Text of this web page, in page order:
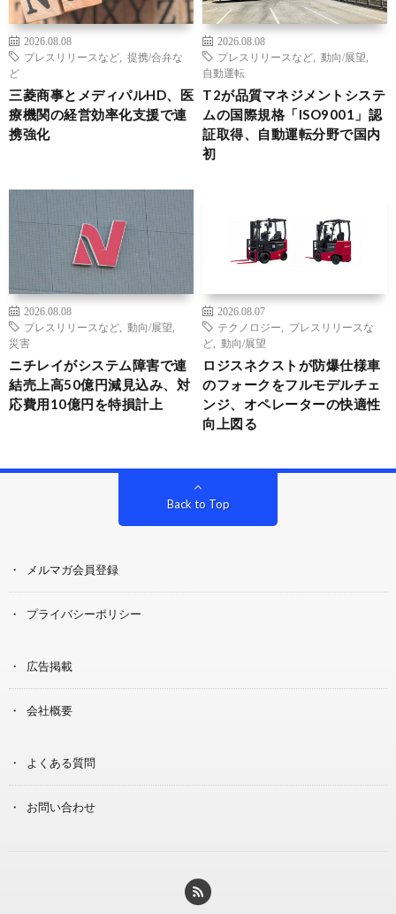
2026.08.08
プレスリリースなど
提携/合弁な
ど
三菱商事とメディパルHD、医
療機関の経営効率化支援で連
携強化
2026.08.08
プレスリリースなど
動向/展望
自動運転
T2が品質マネジメントシステ
ムの国際規格「ISO9001」認
証取得、自動運転分野で国内
初
2026.08.08
プレスリリースなど
動向/展望
災害
ニチレイがシステム障害で連
結売上高50億円減見込み、対
応費用10億円を特損計上
2026.08.07
テクノロジー
プレスリリースな
ど
動向/展望
ロジスネクストが防爆仕様車
のフォークをフルモデルチェ
ンジ、オペレーターの快適性
向上図る
Back to Top
メルマガ会員登録
プライバシーポリシー
広告掲載
会社概要
よくある質問
お問い合わせ